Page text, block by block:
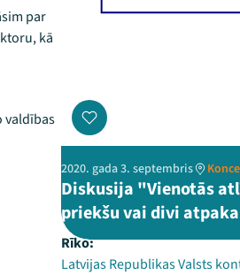
par
kā
valdības
2020. gada 3. septembris
Diskusija "Vienotās
priekšu vai divi
Rīko:
Latvijas Republikas Valsts